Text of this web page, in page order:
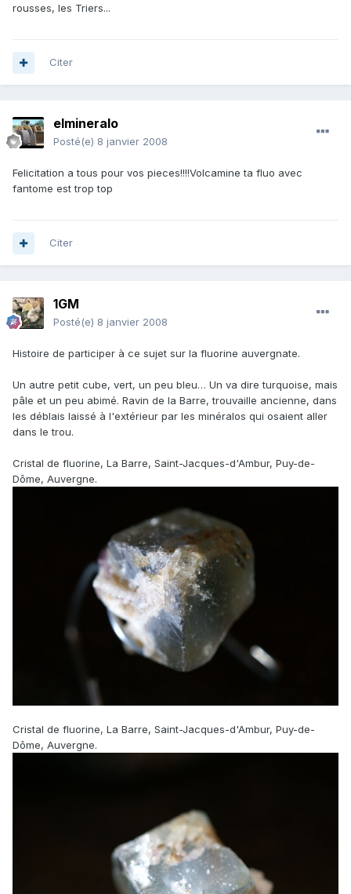
rousses, les Triers...
Citer
elmineralo
Posté(e) 8 janvier 2008
Felicitation a tous pour vos pieces!!!!Volcamine ta fluo avec
fantome est trop top
Citer
1GM
Posté(e) 8 janvier 2008
Histoire de participer à ce sujet sur la fluorine auvergnate.
Un autre petit cube, vert, un peu bleu… Un va dire turquoise, mais
pâle et un peu abimé. Ravin de la Barre, trouvaille ancienne, dans
les déblais laissé à l'extérieur par les minéralos qui osaient aller
dans le trou.
Cristal de fluorine, La Barre, Saint-Jacques-d'Ambur, Puy-de-
Dôme, Auvergne.
Cristal de fluorine, La Barre, Saint-Jacques-d'Ambur, Puy-de-
Dôme, Auvergne.